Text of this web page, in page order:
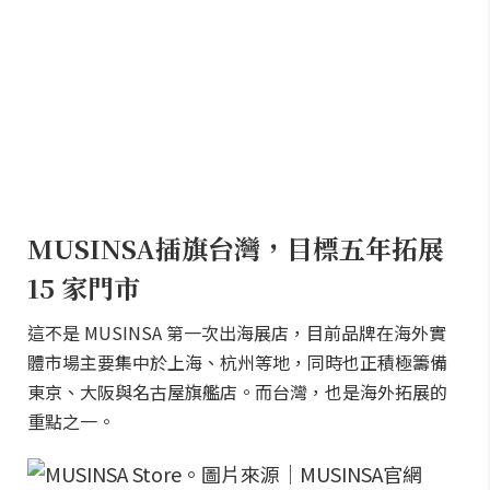
MUSINSA插旗台灣，目標五年拓展
15 家門市
這不是 MUSINSA 第一次出海展店，目前品牌在海外實
體市場主要集中於上海、杭州等地，同時也正積極籌備
東京、大阪與名古屋旗艦店。而台灣，也是海外拓展的
重點之一。